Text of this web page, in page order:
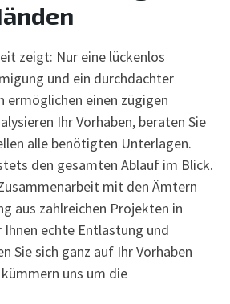
zeigt: Nur eine lückenlos
und ein durchdachter
ermöglichen einen zügigen
Ihr Vorhaben, beraten Sie
alle benötigten Unterlagen.
den gesamten Ablauf im Blick.
mit den Ämtern
aus zahlreichen Projekten in
echte Entlastung und
Sie sich ganz auf Ihr Vorhaben
uns um die